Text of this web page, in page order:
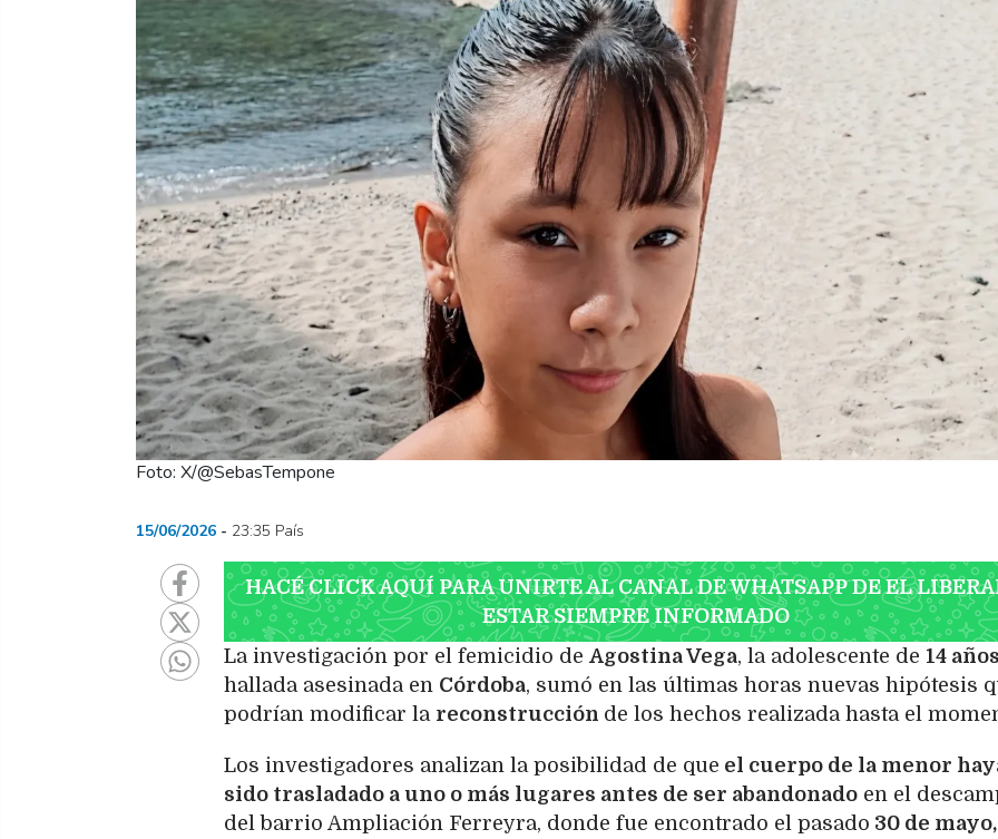
Foto: X/@SebasTempone
15/06/2026 23:35 País
HACÉ CLICK AQUÍ PARA UNIRTE AL CANAL DE WHATSAPP DE EL
ESTAR SIEMPRE INFORMADO
La investigación por el femicidio de Agostina Vega, la adolescente de 14 años
hallada asesinada en Córdoba, sumó en las últimas horas nuevas hipótesis
podrían modificar la reconstrucción de los hechos realizada hasta el
Los investigadores analizan la posibilidad de que el cuerpo de la menor
sido trasladado a uno o más lugares antes de ser abandonado en el
del barrio Ampliación Ferreyra, donde fue encontrado el pasado 30 de mayo,